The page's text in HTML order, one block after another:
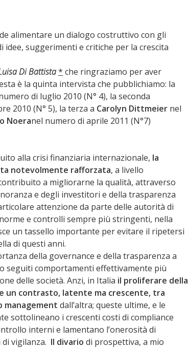
alimentare un dialogo costruttivo con gli
suggerimenti e critiche per la crescita
Di Battista* che ringraziamo per aver
è la quinta intervista che pubblichiamo: la
di luglio 2010 (N° 4), la seconda
2010 (N° 5), la terza a Carolyn Dittmeier nel
Noeranel numero di aprile 2011 (N°7)
alla crisi finanziaria internazionale, la
notevolmente rafforzata, a livello
a migliorarne la qualità, attraverso
e degli investitori e della trasparenza
attenzione da parte delle autorità di
e controlli sempre più stringenti, nella
un tassello importante per evitare il ripetersi
di questi anni.
della governance e della trasparenza a
seguiti comportamenti effettivamente più
delle società. Anzi, in Italia il proliferare della
un contrasto, latente ma crescente, tra
management dall’altra; queste ultime, e le
sottolineano i crescenti costi di compliance
interni e lamentano l’onerosità di
vigilanza. Il divario di prospettiva, a mio